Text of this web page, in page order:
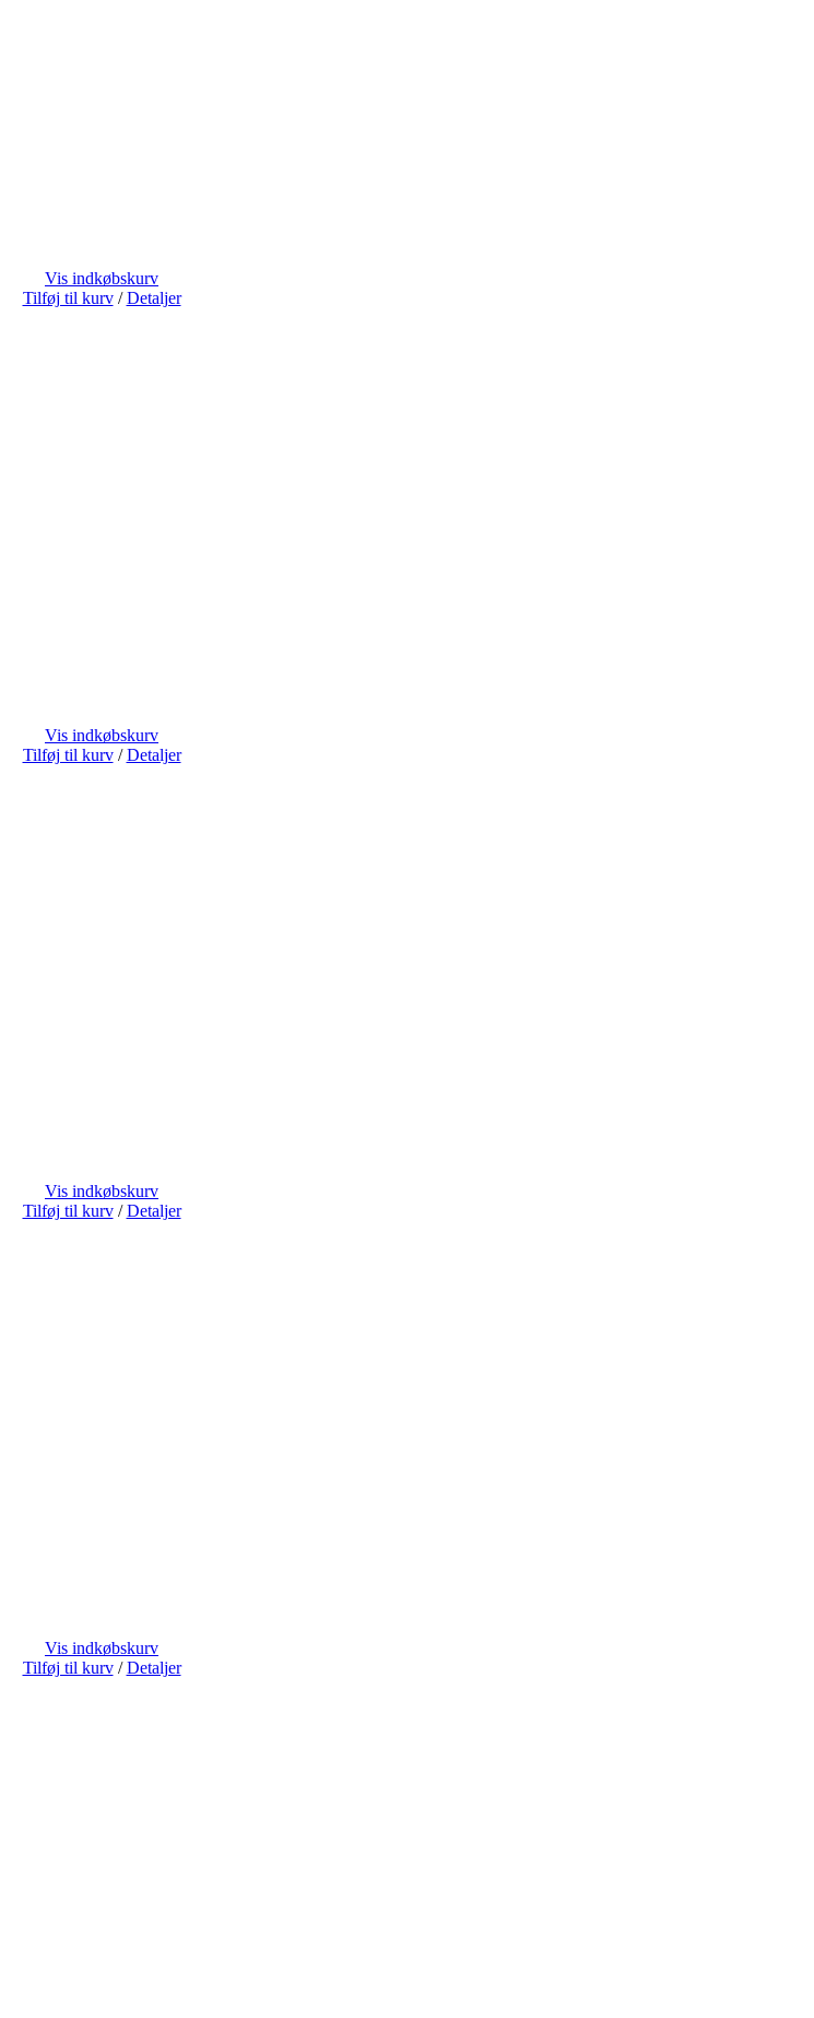
Vis indkøbskurv
Tilføj til kurv / Detaljer
Vis indkøbskurv
Tilføj til kurv / Detaljer
Vis indkøbskurv
Tilføj til kurv / Detaljer
Vis indkøbskurv
Tilføj til kurv / Detaljer